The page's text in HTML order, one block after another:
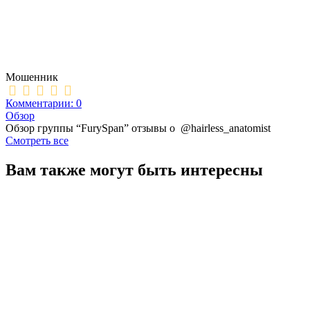
Мошенник
Комментарии: 0
Обзор
Обзор группы “FurySpan” отзывы о @hairless_anatomist
Смотреть все
Вам также могут быть интересны